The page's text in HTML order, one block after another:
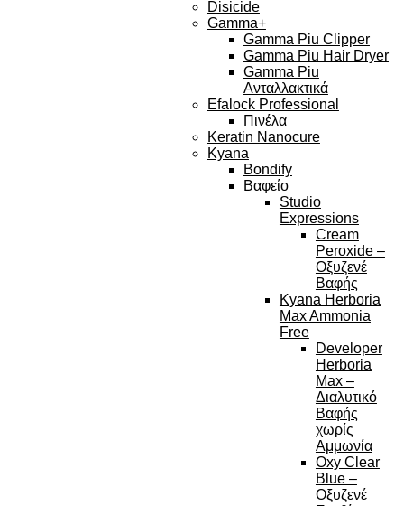
Disicide
Gamma+
Gamma Piu Clipper
Gamma Piu Hair Dryer
Gamma Piu
Ανταλλακτικά
Efalock Professional
Πινέλα
Keratin Nanocure
Kyana
Bondify
Βαφείο
Studio
Expressions
Cream
Peroxide –
Οξυζενέ
Βαφής
Kyana Herboria
Max Ammonia
Free
Developer
Herboria
Max –
Διαλυτικό
Βαφής
χωρίς
Αμμωνία
Oxy Clear
Blue –
Οξυζενέ